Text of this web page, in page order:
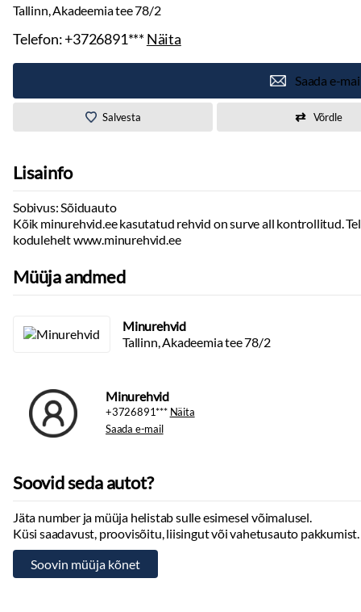
Tallinn, Akadeemia tee 78/2
Telefon:+3726891***Näita
Saada e-
Salvesta Võrdle
Lisainfo
Sobivus: Sõiduauto
Kõik minurehvid.ee kasutatud rehvid on surve all kontrollitud.
kodulehelt www.minurehvid.ee
Müüja andmed
Minurehvid
Tallinn, Akadeemia tee 78/2
Minurehvid
+3726891*** Näita
Saada e-mail
Soovid seda autot?
Jäta number ja müüja helistab sulle esimesel võimalusel.
Küsi saadavust, proovisõitu, liisingut või vahetusauto pakkumist.